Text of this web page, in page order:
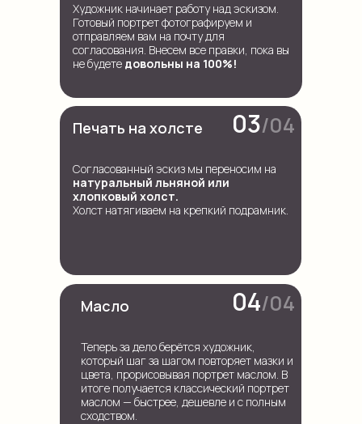
Художник начинает работу над эскизом.
Готовый портрет фотографируем и
отправляем вам на почту для
согласования. Внесем все правки, пока вы
не будете довольны на 100%!
Печать на холсте
Согласованный эскиз мы переносим на
натуральный льняной или
хлопковый холст.
Холст натягиваем на крепкий подрамник.
/04
03
Масло
Теперь за дело берётся художник,
который шаг за шагом повторяет мазки и
цвета, прорисовывая портрет маслом. В
итоге получается классический портрет
маслом — быстрее, дешевле и с полным
сходством.
/04
04